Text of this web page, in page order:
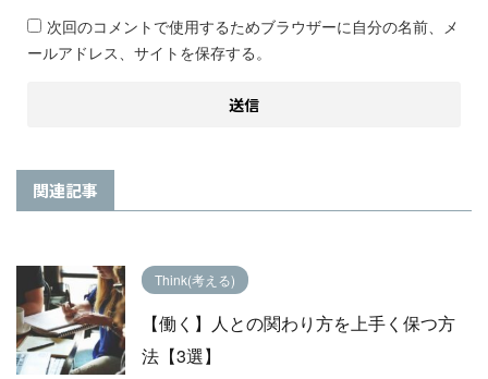
次回のコメントで使用するためブラウザーに自分の名前、メ
ールアドレス、サイトを保存する。
関連記事
Think(考える)
【働く】人との関わり方を上手く保つ方
法【3選】